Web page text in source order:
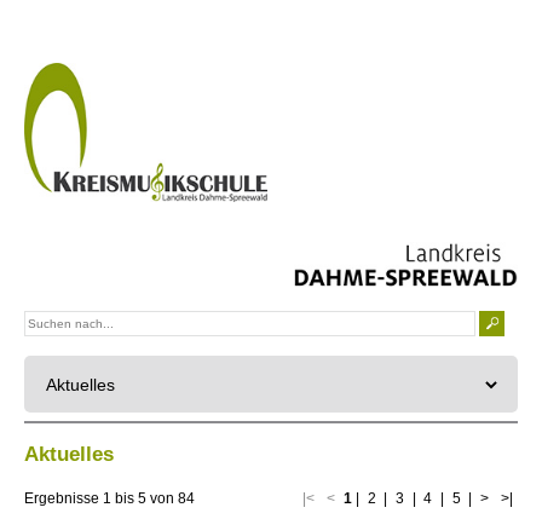
Aktuelles
Ergebnisse 1 bis 5 von 84 |< < 1| 2 3 4 5 > >|